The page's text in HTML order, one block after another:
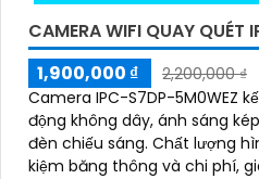
CAMERA WIFI QUAY
1,900,000 ₫
2,200,000 ₫
Camera IPC-S7DP-5M0WEZ
động không dây, ánh sáng
đèn chiếu sáng. Chất lượng hình ảnh Ultra 4K lite, tiết
kiệm băng thông và chi phí,